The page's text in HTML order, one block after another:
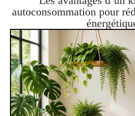
autoconsommation pour